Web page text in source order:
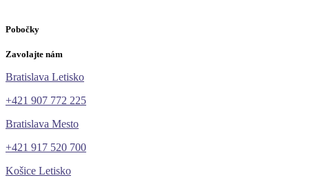
Pobočky
Zavolajte nám
Bratislava Letisko
+421 907 772 225
Bratislava Mesto
+421 917 520 700
Košice Letisko